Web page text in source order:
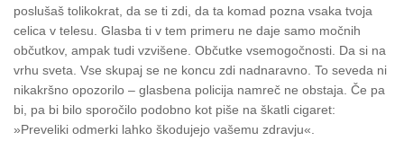
poslušaš tolikokrat, da se ti zdi, da ta komad pozna vsaka tvoja
celica v telesu. Glasba ti v tem primeru ne daje samo močnih
občutkov, ampak tudi vzvišene. Občutke vsemogočnosti. Da si na
vrhu sveta. Vse skupaj se ne koncu zdi nadnaravno. To seveda ni
nikakršno opozorilo – glasbena policija namreč ne obstaja. Če pa
bi, pa bi bilo sporočilo podobno kot piše na škatli cigaret:
»Preveliki odmerki lahko škodujejo vašemu zdravju«.